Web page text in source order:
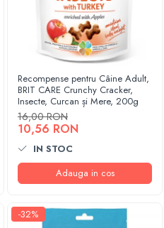
Recompense pentru Câine Adult,
BRIT CARE Crunchy Cracker,
Insecte, Curcan și Mere, 200g
16,00 RON
10,56 RON
IN STOC
Adauga in cos
-32%